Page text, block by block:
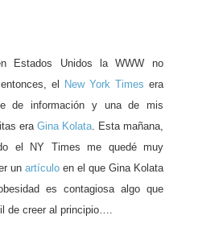
Estados Unidos la WWW no
el New York Times era
de información y una de mis
era Gina Kolata. Esta mañana,
el NY Times me quedé muy
un artículo en el que Gina Kolata
es contagiosa algo que
de creer al principio….